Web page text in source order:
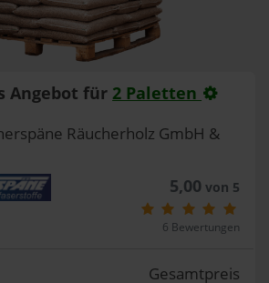
Angebot für 2 Paletten
Räucherholz GmbH &
5,00 von 5
6 Bewertungen
Gesamtpreis